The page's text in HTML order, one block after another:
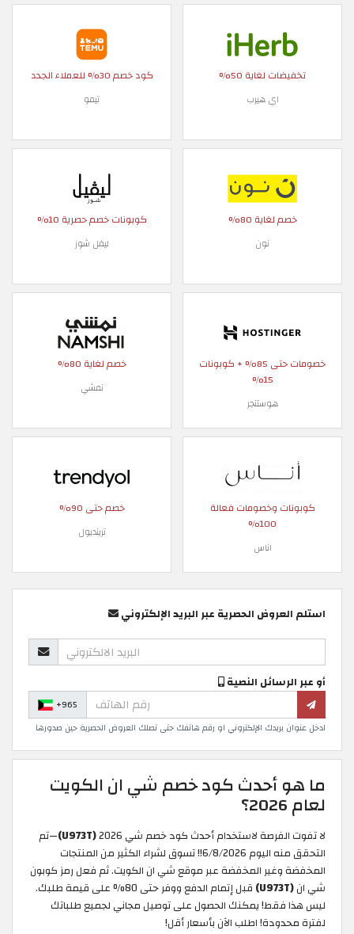
تخفيضات لغاية 50%
اي هيرب
كود خصم 30% للعملاء الجدد
تيمو
خصم لغاية 80%
نون
كوبونات خصم حصرية 10%
ليفل شوز
خصومات حتى 85% + كوبونات
15%
هوستنجر
خصم لغاية 80%
نمشي
كوبونات وخصومات فعالة
100%
اناس
خصم حتى 90%
ترينديول
استلم العروض الحصرية عبر البريد الإلكتروني
أو عبر الرسائل النصية
+965
ادخل عنوان بريدك الإلكتروني او رقم هاتفك حتى تصلك العروض الحصرية حين صدورها
ما هو أحدث كود خصم شي ان الكويت
لعام 2026؟
لا تفوت الفرصة لاستخدام أحدث كود خصم شي 2026 (U973T)
—تم
التحقق منه اليوم 6/8/2026!! تسوق لشراء الكثير من المنتجات
المخفضة وغير المخفضة عبر موقع شي ان الكويت. ثم فعل رمز كوبون
شي ان(U973T)
قبل إتمام الدفع ووفر حتى 80% على قيمة طلبك.
ليس هذا فقط! يمكنك الحصول على توصيل مجاني لجميع طلباتك
لفترة محدودة! اطلب الآن بأسعار أقل!